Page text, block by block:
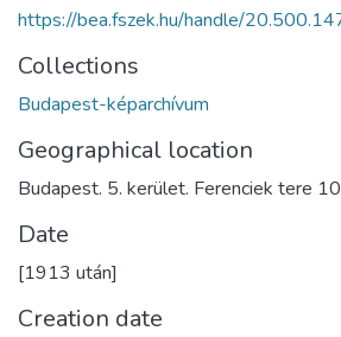
https://bea.fszek.hu/handle/
Collections
Budapest-képarchívum
Geographical location
Budapest. 5. kerület. Ferenciek tere
Date
[1913 után]
Creation date